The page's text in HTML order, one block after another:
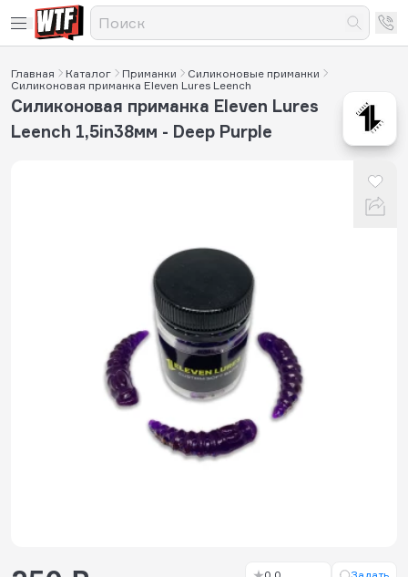
Главная Каталог Приманки
Силиконовые приманки
Силиконовая приманка Eleven Lures Leench
Силиконовая приманка Eleven Lures
Leench 1,5in38мм - Deep Purple
0.0
Задать